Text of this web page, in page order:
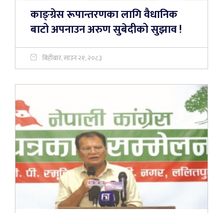
काङ्ग्रेस रूपान्तरणका लागि वैधानिक
बाटो अपनाउन अरुण सुबेदीको सुझाव !
बिहीबार, साउन २१, २०८३